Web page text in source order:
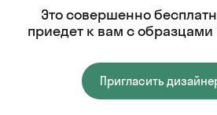
Это совершенно
приедет к вам с образцами
Пригласить